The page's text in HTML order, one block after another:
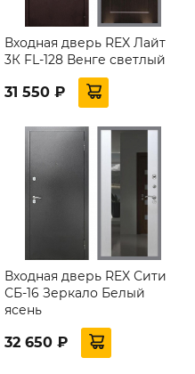
Входная дверь REX Лайт
3К FL-128 Венге светлый
31 550 ₽
Входная дверь REX Сити
СБ-16 Зеркало Белый
ясень
32 650 ₽